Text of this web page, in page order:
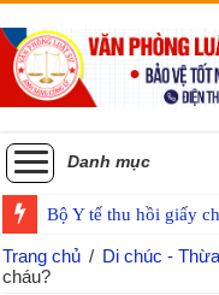
Danh mục
Bộ Y tế thu hồi giấy
Trang chủ / Di chúc -
cháu?